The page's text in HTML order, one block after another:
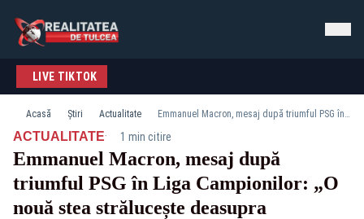
LIVE TIKTOK
Acasă Știri Actualitate Emmanuel Macron, mesaj după triumful PSG în Liga Campionilor: „O nouă stea strălucește deasupra Parisului”
ACTUALITATE· 1 min citire
Emmanuel Macron, mesaj după
triumful PSG în Liga Campionilor: „O
nouă stea strălucește deasupra